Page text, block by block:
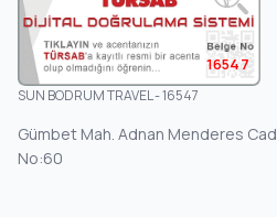
16547
SUN BODRUM TRAVEL - 16547
Gümbet Mah. Adnan Menderes Cad.
No:60